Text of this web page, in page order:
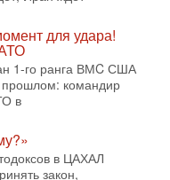
в ЦАХАЛ
закон,
от арестов,
игрушка!
Тамар, офицер
военный историк.